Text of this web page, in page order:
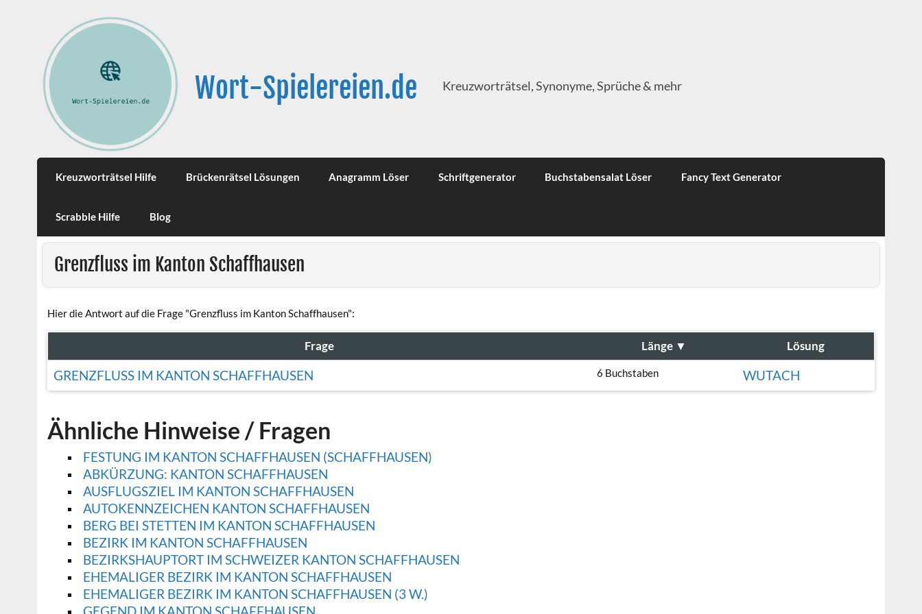
Wort-Spielereien.de Kreuzworträtsel, Synonyme, Sprüche & mehr
Kreuzworträtsel Hilfe Brückenrätsel Lösungen Anagramm Löser Schriftgenerator Buchstabensalat Löser Fancy Text Generator
Scrabble Hilfe Blog
Grenzfluss im Kanton Schaffhausen
Hier die Antwort auf die Frage "Grenzfluss im Kanton Schaffhausen":
Frage Länge ▼ Lösung
GRENZFLUSS IM KANTON SCHAFFHAUSEN 6 Buchstaben WUTACH
Ähnliche Hinweise / Fragen
FESTUNG IM KANTON SCHAFFHAUSEN (SCHAFFHAUSEN)
ABKÜRZUNG: KANTON SCHAFFHAUSEN
AUSFLUGSZIEL IM KANTON SCHAFFHAUSEN
AUTOKENNZEICHEN KANTON SCHAFFHAUSEN
BERG BEI STETTEN IM KANTON SCHAFFHAUSEN
BEZIRK IM KANTON SCHAFFHAUSEN
BEZIRKSHAUPTORT IM SCHWEIZER KANTON SCHAFFHAUSEN
EHEMALIGER BEZIRK IM KANTON SCHAFFHAUSEN
EHEMALIGER BEZIRK IM KANTON SCHAFFHAUSEN (3 W.)